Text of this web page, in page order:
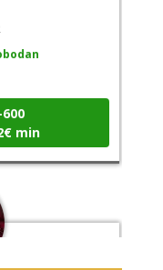
min